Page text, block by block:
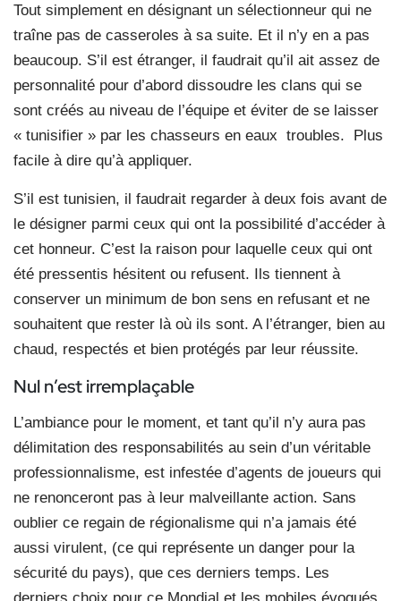
Tout simplement en désignant un sélectionneur qui ne
traîne pas de casseroles à sa suite. Et il n’y en a pas
beaucoup. S’il est étranger, il faudrait qu’il ait assez de
personnalité pour d’abord dissoudre les clans qui se
sont créés au niveau de l’équipe et éviter de se laisser
« tunisifier » par les chasseurs en eaux troubles. Plus
facile à dire qu’à appliquer.
S’il est tunisien, il faudrait regarder à deux fois avant de
le désigner parmi ceux qui ont la possibilité d’accéder à
cet honneur. C’est la raison pour laquelle ceux qui ont
été pressentis hésitent ou refusent. Ils tiennent à
conserver un minimum de bon sens en refusant et ne
souhaitent que rester là où ils sont. A l’étranger, bien au
chaud, respectés et bien protégés par leur réussite.
Nul n’est irremplaçable
L’ambiance pour le moment, et tant qu’il n’y aura pas
délimitation des responsabilités au sein d’un véritable
professionnalisme, est infestée d’agents de joueurs qui
ne renonceront pas à leur malveillante action. Sans
oublier ce regain de régionalisme qui n’a jamais été
aussi virulent, (ce qui représente un danger pour la
sécurité du pays), que ces derniers temps. Les
derniers choix pour ce Mondial et les mobiles évoqués